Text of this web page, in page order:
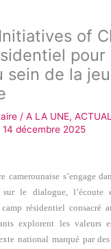
of
pour
sein de la
/ A LA UNE,
14 décembre 2025
camerounaise s’engage
sur le dialogue, l’écoute
résidentiel consacré
explorent les valeurs
national marqué par